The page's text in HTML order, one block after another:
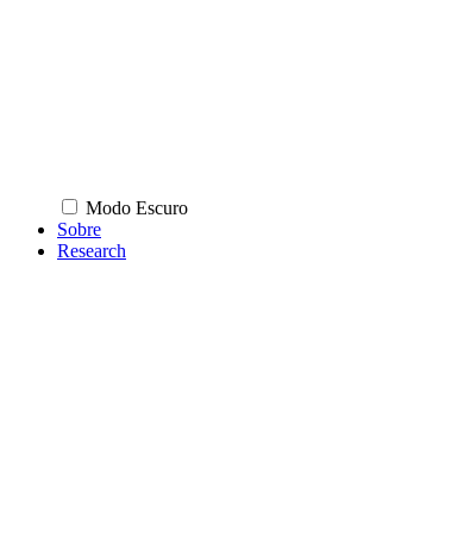
Modo Escuro
Sobre
Research